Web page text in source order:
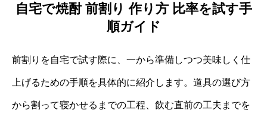
自宅で焼酎 前割り 作り方 比率を試す手
順ガイド
前割りを自宅で試す際に、一から準備しつつ美味しく仕
上げるための手順を具体的に紹介します。道具の選び方
から割って寝かせるまでの工程、飲む直前の工夫までを